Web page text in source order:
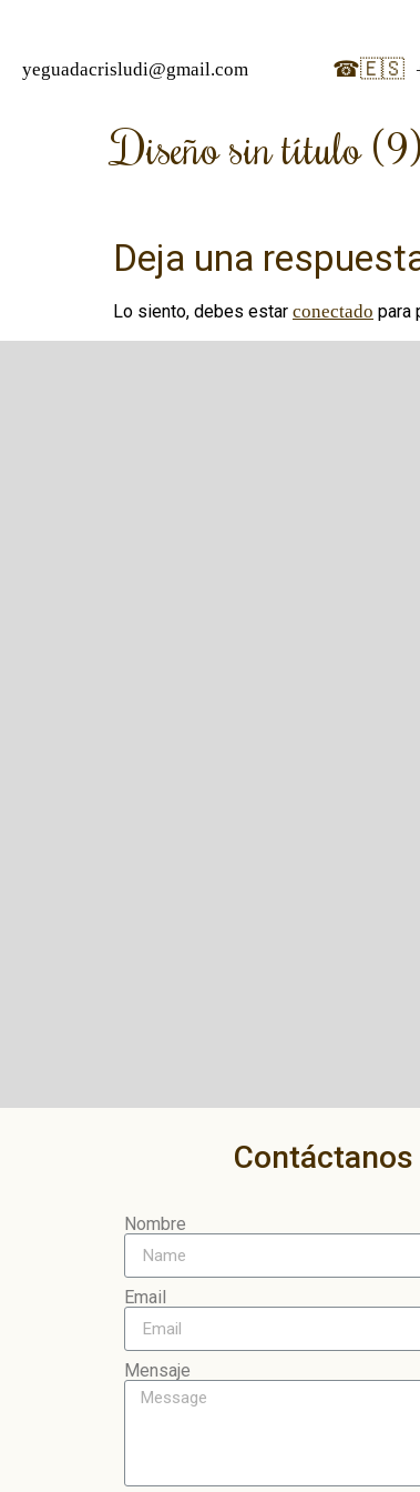
yeguadacrisludi@gmail.com ☎🇪🇸
Diseño sin título (9)
Deja una
Lo siento, debes estar conectado para
Contáctanos
Nombre
Email
Mensaje